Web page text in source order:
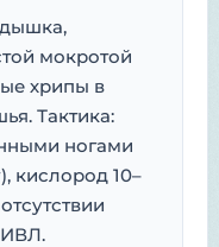
мокротой
хрипы в
Тактика:
ногами
кислород 10–
ИВЛ.